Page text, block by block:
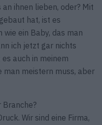
ihnen lieben, oder? Mit
hat, ist es
wie ein Baby, das man
ich jetzt gar nichts
auch in meinem
man meistern muss, aber
Branche?
Wir sind eine Firma,